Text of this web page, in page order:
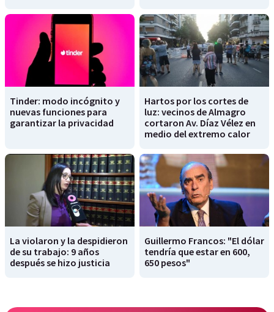
Tinder: modo incógnito y
nuevas funciones para
garantizar la privacidad
Hartos por los cortes de
luz: vecinos de Almagro
cortaron Av. Díaz Vélez en
medio del extremo calor
La violaron y la despidieron
de su trabajo: 9 años
después se hizo justicia
Guillermo Francos: "El dólar
tendría que estar en 600,
650 pesos"